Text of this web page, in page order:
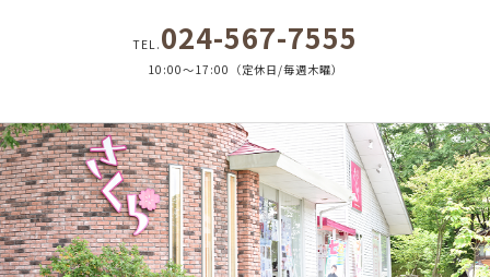
TEL. 024-567-7555
10:00～17:00（定休日/毎週木曜）